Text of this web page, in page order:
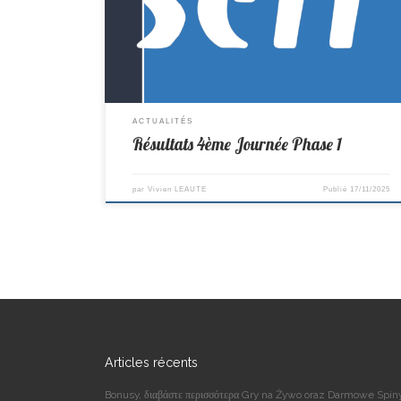
Villeneuve 10–10 St Colomban Cadets/Juniors D2-> St
Colomban 3–7 La Montagne Benjamins/Minimes D3-> St
Colomban 6–4 Vertou
ACTUALITÉS
Résultats 4ème Journée Phase 1
parVivien LEAUTE Publié 17/11/2025
Articles récents
Bonusy, διαβάστε περισσότερα Gry na Żywo oraz Darmowe